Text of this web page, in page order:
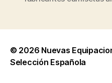
© 2026 Nuevas
Selección Española